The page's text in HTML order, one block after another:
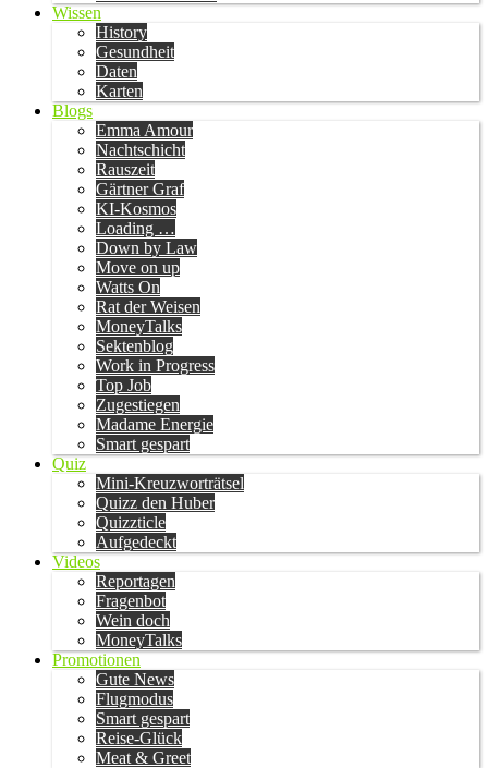
Wissen
History
Gesundheit
Daten
Karten
Blogs
Emma Amour
Nachtschicht
Rauszeit
Gärtner Graf
KI-Kosmos
Loading …
Down by Law
Move on up
Watts On
Rat der Weisen
MoneyTalks
Sektenblog
Work in Progress
Top Job
Zugestiegen
Madame Energie
Smart gespart
Quiz
Mini-Kreuzworträtsel
Quizz den Huber
Quizzticle
Aufgedeckt
Videos
Reportagen
Fragenbot
Wein doch
MoneyTalks
Promotionen
Gute News
Flugmodus
Smart gespart
Reise-Glück
Meat & Greet